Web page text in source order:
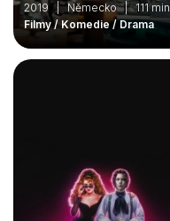
2019 | Německo | 111 min
Filmy / Komedie / Drama